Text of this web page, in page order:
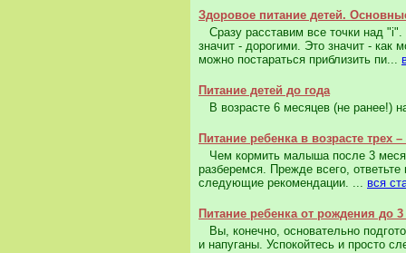
Здоровое питание детей.
Сразу расставим все точки над
значит - дорогими. Это значит - как
можно постараться приблизить пи...
Питание детей до года
В возрасте 6 месяцев (не ранее!)
Питание ребенка в возрасте трех
Чем кормить малыша после 3
разберемся. Прежде всего,
следующие рекомендации. ... вся
Питание ребенка от рождения до
Вы, конечно, основательно
и напуганы. Успокойтесь и просто